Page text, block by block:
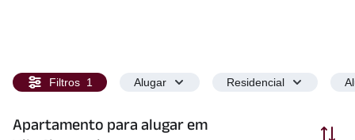
Filtros 1 Alugar Residencial
Apartamento para alugar em
Ordenar